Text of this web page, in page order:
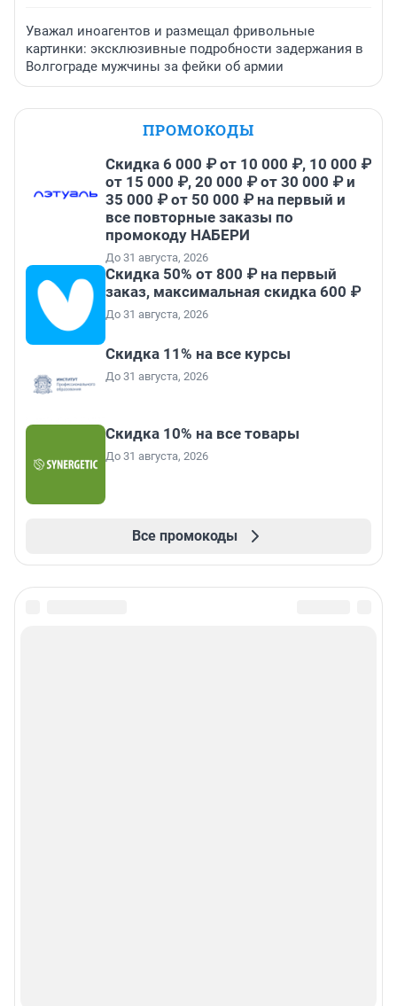
Уважал иноагентов и размещал фривольные
картинки: эксклюзивные подробности задержания в
Волгограде мужчины за фейки об армии
ПРОМОКОДЫ
Скидка 6 000 ₽ от 10 000 ₽, 10 000 ₽
от 15 000 ₽, 20 000 ₽ от 30 000 ₽ и
35 000 ₽ от 50 000 ₽ на первый и
все повторные заказы по
промокоду НАБЕРИ
До 31 августа, 2026
Скидка 50% от 800 ₽ на первый
заказ, максимальная скидка 600 ₽
До 31 августа, 2026
Скидка 11% на все курсы
До 31 августа, 2026
Скидка 10% на все товары
До 31 августа, 2026
Все промокоды